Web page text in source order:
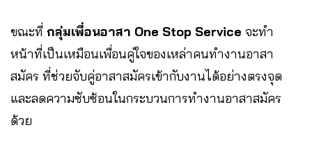
ขณะที่ กลุ่มเพื่อนอาสา One Stop Service จะทำ
หน้าที่เป็นเหมือนเพื่อนคู่ใจของเหล่าคนทำงานอาสา
สมัคร ที่ช่วยจับคู่อาสาสมัครเข้ากับงานได้อย่างตรงจุด
และลดความซับซ้อนในกระบวนการทำงานอาสาสมัคร
ด้วย